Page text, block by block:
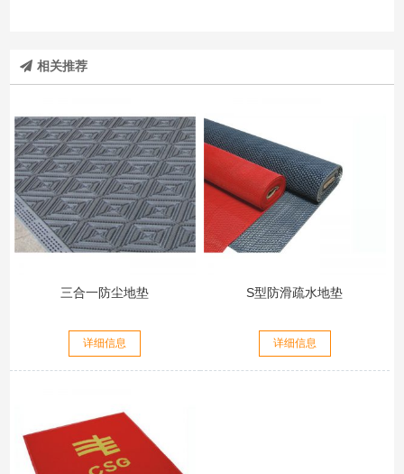
相关推荐
三合一防尘地垫
详细信息
S型防滑疏水地垫
详细信息